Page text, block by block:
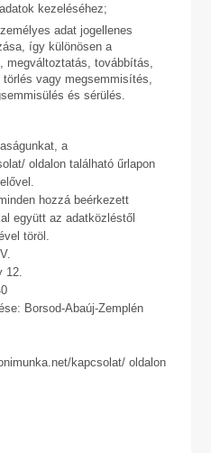
kezeléséhez;
adat jogellenes
így különösen a
megváltoztatás, továbbítás,
vagy megsemmisítés,
és sérülés.
a
oldalon található űrlapon
hozzá beérkezett
együtt az adatközléstől
töröl.
12.
Borsod-Abaúj-Zemplén
kapcsolat/ oldalon